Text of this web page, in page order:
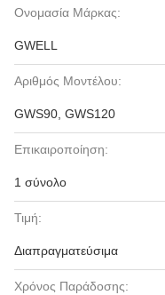
Ονομασία Μάρκας:
GWELL
Αριθμός Μοντέλου:
GWS90, GWS120
Επικαιροποίηση:
1 σύνολο
Τιμή:
Διαπραγματεύσιμα
Χρόνος Παράδοσης: